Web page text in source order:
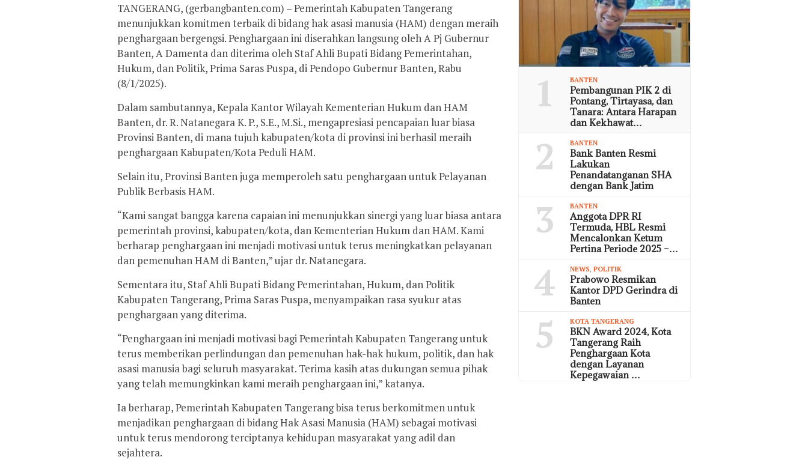
TANGERANG, (gerbangbanten.com) – Pemerintah Kabupaten Tangerang
menunjukkan komitmen terbaik di bidang hak asasi manusia (HAM) dengan meraih
penghargaan bergengsi. Penghargaan ini diserahkan langsung oleh A Pj Gubernur
Banten, A Damenta dan diterima oleh Staf Ahli Bupati Bidang Pemerintahan,
Hukum, dan Politik, Prima Saras Puspa, di Pendopo Gubernur Banten, Rabu
(8/1/2025).
Dalam sambutannya, Kepala Kantor Wilayah Kementerian Hukum dan HAM
Banten, dr. R. Natanegara K. P., S.E., M.Si., mengapresiasi pencapaian luar biasa
Provinsi Banten, di mana tujuh kabupaten/kota di provinsi ini berhasil meraih
penghargaan Kabupaten/Kota Peduli HAM.
Selain itu, Provinsi Banten juga memperoleh satu penghargaan untuk Pelayanan
Publik Berbasis HAM.
“Kami sangat bangga karena capaian ini menunjukkan sinergi yang luar biasa antara
pemerintah provinsi, kabupaten/kota, dan Kementerian Hukum dan HAM. Kami
berharap penghargaan ini menjadi motivasi untuk terus meningkatkan pelayanan
dan pemenuhan HAM di Banten,” ujar dr. Natanegara.
Sementara itu, Staf Ahli Bupati Bidang Pemerintahan, Hukum, dan Politik
Kabupaten Tangerang, Prima Saras Puspa, menyampaikan rasa syukur atas
penghargaan yang diterima.
“Penghargaan ini menjadi motivasi bagi Pemerintah Kabupaten Tangerang untuk
terus memberikan perlindungan dan pemenuhan hak-hak hukum, politik, dan hak
asasi manusia bagi seluruh masyarakat. Terima kasih atas dukungan semua pihak
yang telah memungkinkan kami meraih penghargaan ini,” katanya.
Ia berharap, Pemerintah Kabupaten Tangerang bisa terus berkomitmen untuk
menjadikan penghargaan di bidang Hak Asasi Manusia (HAM) sebagai motivasi
untuk terus mendorong terciptanya kehidupan masyarakat yang adil dan
sejahtera.
1 BANTEN
Pembangunan PIK 2 di
Pontang, Tirtayasa, dan
Tanara: Antara Harapan
dan Kekhawat…
2 BANTEN
Bank Banten Resmi
Lakukan
Penandatanganan SHA
dengan Bank Jatim
3 BANTEN
Anggota DPR RI
Termuda, HBL Resmi
Mencalonkan Ketum
Pertina Periode 2025 –…
4 NEWS,POLITIK
Prabowo Resmikan
Kantor DPD Gerindra di
Banten
5 KOTA TANGERANG
BKN Award 2024, Kota
Tangerang Raih
Penghargaan Kota
dengan Layanan
Kepegawaian …